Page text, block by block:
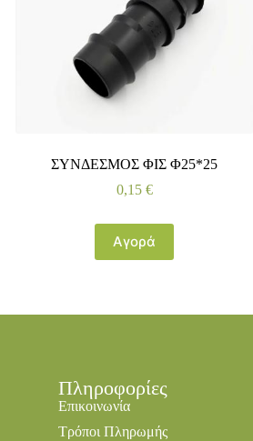
ΣΥΝΔΕΣΜΟΣ ΦΙΣ Φ25*25
0,15 €
Αγορά
Πληροφορίες
Επικοινωνία
Τρόποι Πληρωμής